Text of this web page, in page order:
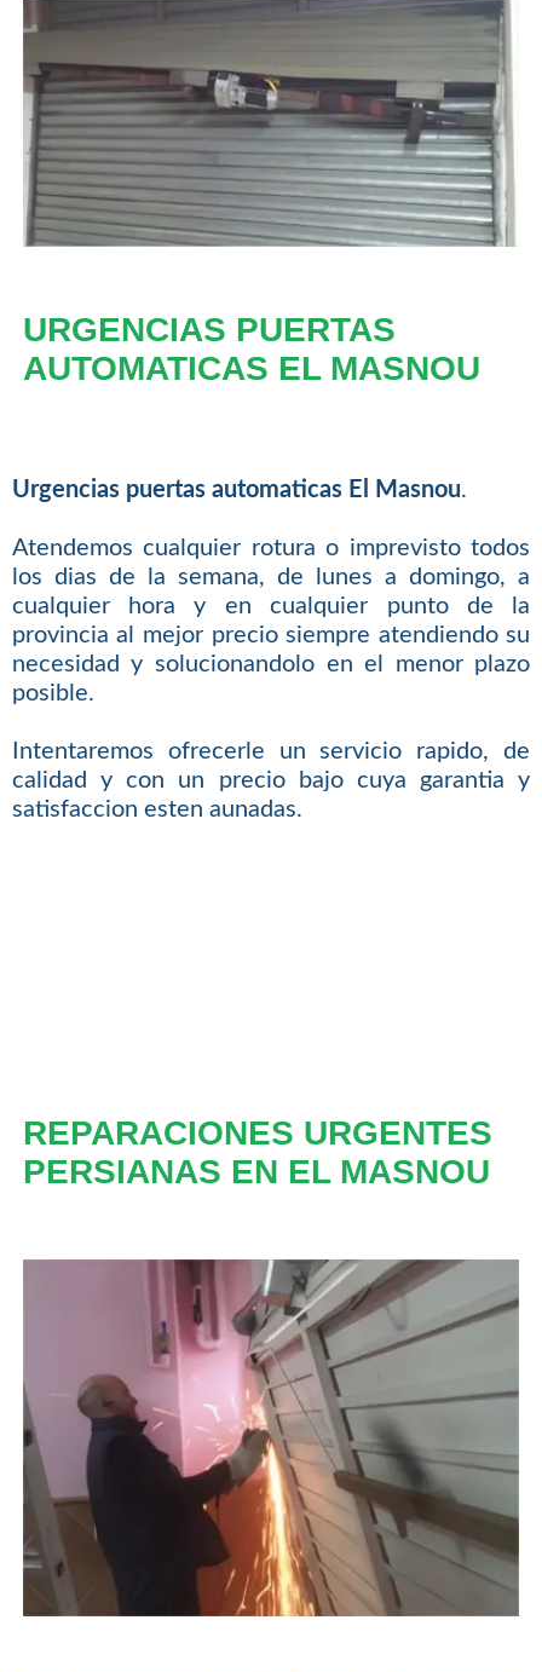
URGENCIAS PUERTAS
AUTOMATICAS EL MASNOU
Urgencias puertas automaticas El Masnou.
Atendemos cualquier rotura o imprevisto todos
los dias de la semana, de lunes a domingo, a
cualquier hora y en cualquier punto de la
provincia al mejor precio siempre atendiendo su
necesidad y solucionandolo en el menor plazo
posible.
Intentaremos ofrecerle un servicio rapido, de
calidad y con un precio bajo cuya garantia y
satisfaccion esten aunadas.
REPARACIONES URGENTES
PERSIANAS EN EL MASNOU